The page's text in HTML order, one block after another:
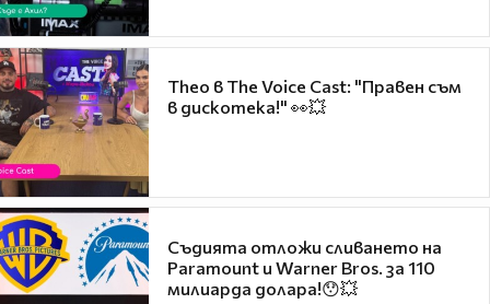
Theo в The Voice Cast: "Правен съм
в дискотека!" 👀💥
Съдията отложи сливането на
Paramount и Warner Bros. за 110
милиарда долара!😯💥